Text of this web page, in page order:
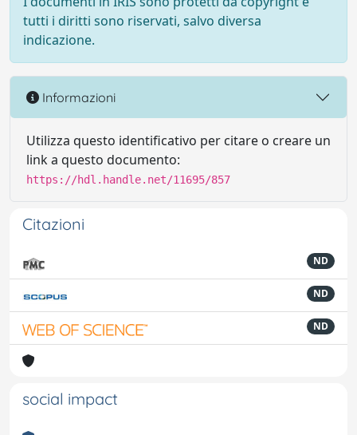
tutti i diritti sono riservati, salvo diversa
indicazione.
Informazioni
Utilizza questo identificativo per citare o creare un
link a questo documento:
https://hdl.handle.net/11695/857
Citazioni
ND
ND
ND
social impact